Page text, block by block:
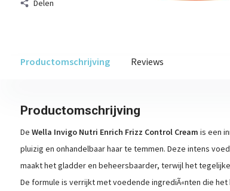
Delen
Productomschrijving Reviews
Productomschrijving
De Wella Invigo Nutri Enrich Frizz Control Cream is een
pluizig en onhandelbaar haar te temmen. Deze intens
maakt het gladder en beheersbaarder, terwijl het
De formule is verrijkt met voedende ingrediÃ«nten die